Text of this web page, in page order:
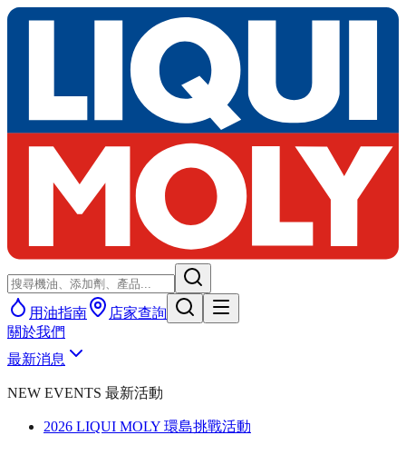
用油指南
店家查詢
關於我們
最新消息
NEW EVENTS 最新活動
2026 LIQUI MOLY 環島挑戰活動